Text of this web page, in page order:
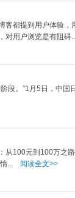
提到用户体验，
对用户浏览是有阻碍
。”1月5日，中国
100元到100万之
...
阅读全文>>